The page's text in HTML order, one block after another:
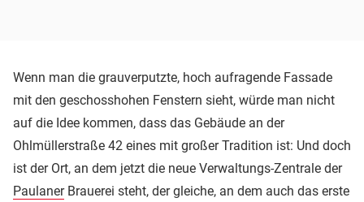
Wenn man die grauverputzte, hoch aufragende Fassade
mit den geschosshohen Fenstern sieht, würde man nicht
auf die Idee kommen, dass das Gebäude an der
Ohlmüllerstraße 42 eines mit großer Tradition ist: Und doch
ist der Ort, an dem jetzt die neue Verwaltungs-Zentrale der
PaulanerBrauerei steht, der gleiche, an dem auch das erste